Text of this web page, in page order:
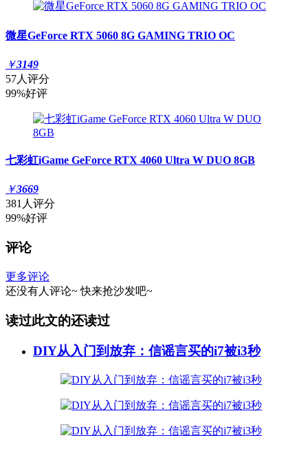
微星GeForce RTX 5060 8G GAMING TRIO OC
￥3149
57人评分
99%好评
七彩虹iGame GeForce RTX 4060 Ultra W DUO 8GB
￥3669
381人评分
99%好评
评论
更多评论
还没有人评论~ 快来抢沙发吧~
读过此文的还读过
DIY从入门到放弃：信谣言买的i7被i3秒